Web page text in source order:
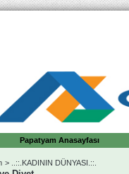
Papatyam Anasayfası
> ..::.KADININ DÜNYASI.::.